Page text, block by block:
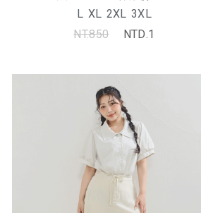
L XL 2XL 3XL
NT.850
NTD.1